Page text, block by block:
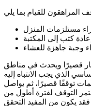
مستلزمات المنزل
إعادة كتب إلى المكتبة
وجبة جاهزة للعشاء
قصيرًا ويحدث في مناطق
الذي يجب الانتباه إليه
توقفًا قصيرًا، ثم يواصل
التوقف لفترة أطول من
فقد يكون من المفيد التحقق